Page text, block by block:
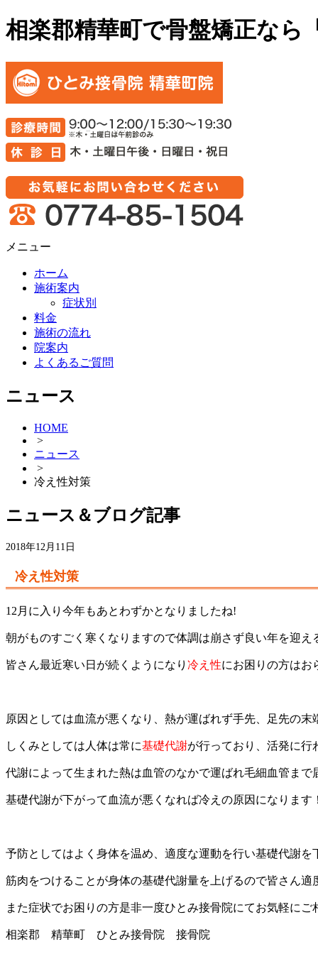
相楽郡精華町で骨盤矯正なら
メニュー
ホーム
施術案内
症状別
料金
施術の流れ
院案内
よくあるご質問
ニュース
HOME
>
ニュース
>
冷え性対策
ニュース＆ブログ記事
2018年12月11日
冷え性対策
12月に入り今年もあとわずかとなりましたね!
朝がものすごく寒くなりますので体調は崩さず良い年を迎え
皆さん最近寒い日が続くようになり 冷え性にお困りの方はお
原因としては血流が悪くなり、熱が運ばれず手先、足先の
しくみとしては人体は常に基礎代謝が行っており、活発に行
代謝によって生まれた熱は血管のなかで運ばれ毛細血管ま
基礎代謝が下がって血流が悪くなれば冷えの原因になります
予防としてはよく身体を温め、適度な運動を行い基礎代謝
筋肉をつけることが身体の基礎代謝量を上げるので皆さん
また症状でお困りの方是非一度ひとみ接骨院にてお気軽にご
相楽郡 精華町 ひとみ接骨院 接骨院